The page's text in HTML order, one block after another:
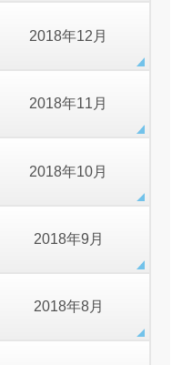
2018年12月
2018年11月
2018年10月
2018年9月
2018年8月